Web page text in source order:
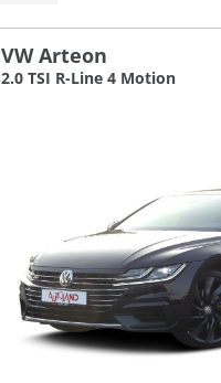
VW Arteon
2.0 TSI R-Line 4 Motion